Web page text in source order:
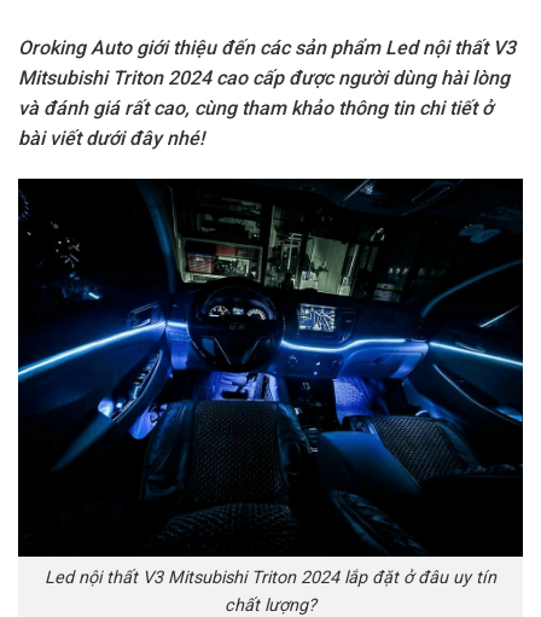
Oroking Auto giới thiệu đến các sản phẩm Led nội thất V3
Mitsubishi Triton 2024 cao cấp được người dùng hài lòng
và đánh giá rất cao, cùng tham khảo thông tin chi tiết ở
bài viết dưới đây nhé!
Led nội thất V3 Mitsubishi Triton 2024 lắp đặt ở đâu uy tín
chất lượng?